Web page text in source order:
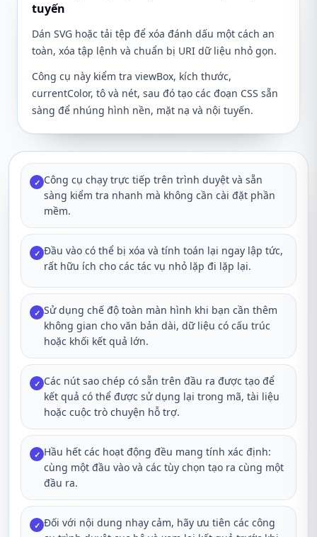
tuyến
Dán SVG hoặc tải tệp để xóa đánh dấu một cách an
toàn, xóa tập lệnh và chuẩn bị URI dữ liệu nhỏ gọn.
Công cụ này kiểm tra viewBox, kích thước,
currentColor, tô và nét, sau đó tạo các đoạn CSS sẵn
sàng để nhúng hình nền, mặt nạ và nội tuyến.
✓ Công cụ chạy trực tiếp trên trình duyệt và sẵn
sàng kiểm tra nhanh mà không cần cài đặt phần
mềm.
✓ Đầu vào có thể bị xóa và tính toán lại ngay lập tức,
rất hữu ích cho các tác vụ nhỏ lặp đi lặp lại.
✓ Sử dụng chế độ toàn màn hình khi bạn cần thêm
không gian cho văn bản dài, dữ liệu có cấu trúc
hoặc khối kết quả lớn.
✓ Các nút sao chép có sẵn trên đầu ra được tạo để
kết quả có thể được sử dụng lại trong mã, tài liệu
hoặc cuộc trò chuyện hỗ trợ.
✓ Hầu hết các hoạt động đều mang tính xác định:
cùng một đầu vào và các tùy chọn tạo ra cùng một
đầu ra.
✓ Đối với nội dung nhạy cảm, hãy ưu tiên các công